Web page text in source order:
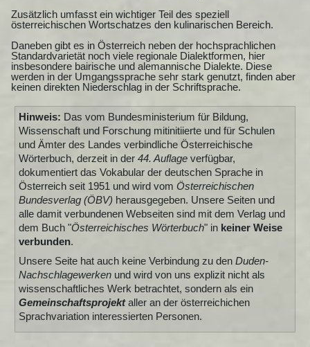
Zusätzlich umfasst ein wichtiger Teil des speziell
österreichischen Wortschatzes den kulinarischen Bereich.
Daneben gibt es in Österreich neben der hochsprachlichen
Standardvarietät noch viele regionale Dialektformen, hier
insbesondere bairische und alemannische Dialekte. Diese
werden in der Umgangssprache sehr stark genutzt, finden aber
keinen direkten Niederschlag in der Schriftsprache.
Hinweis: Das vom Bundesministerium für Bildung,
Wissenschaft und Forschung mitinitiierte und für Schulen
und Ämter des Landes verbindliche Österreichische
Wörterbuch, derzeit in der 44. Auflageverfügbar,
dokumentiert das Vokabular der deutschen Sprache in
Österreich seit 1951 und wird vom Österreichischen
Bundesverlag (ÖBV) herausgegeben. Unsere Seiten und
alle damit verbundenen Webseiten sind mit dem Verlag und
dem Buch "Österreichisches Wörterbuch" in keiner Weise
verbunden.
Unsere Seite hat auch keine Verbindung zu den Duden-
Nachschlagewerkenund wird von uns explizit nicht als
wissenschaftliches Werk betrachtet, sondern als ein
Gemeinschaftsprojektaller an der österreichichen
Sprachvariation interessierten Personen.